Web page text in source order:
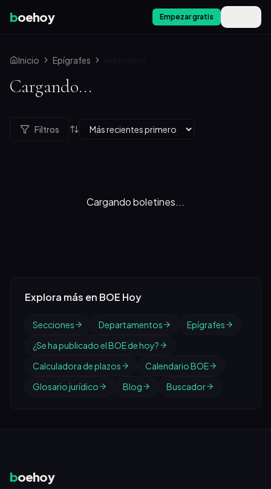
boehoy Empezar gratis
Inicio Epígrafes explosivos
Cargando...
Filtros
Cargando boletines...
Explora más en BOE Hoy
Secciones Departamentos
Epígrafes
¿Se ha publicado el BOE de hoy?
Calculadora de plazos
Calendario BOE
Glosario jurídico
Blog Buscador
boehoy